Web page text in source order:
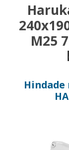
M25
Hindade